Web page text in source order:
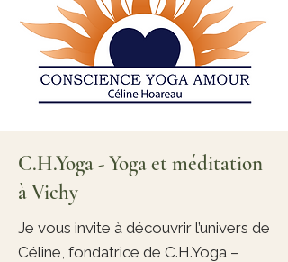
C.H.Yoga - Yoga et méditation
à Vichy
Je vous invite à découvrir l’univers de
Céline, fondatrice de C.H.Yoga –